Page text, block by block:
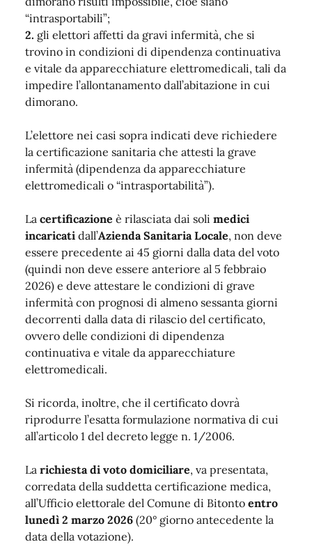
“intrasportabili”;
2. gli elettori affetti da gravi infermità, che si
trovino in condizioni di dipendenza continuativa
e vitale da apparecchiature elettromedicali, tali da
impedire l’allontanamento dall’abitazione in cui
dimorano.
L’elettore nei casi sopra indicati deve richiedere
la certificazione sanitaria che attesti la grave
infermità (dipendenza da apparecchiature
elettromedicali o “intrasportabilità”).
La certificazione è rilasciata dai soli medici
incaricati dall’Azienda Sanitaria Locale, non deve
essere precedente ai 45 giorni dalla data del voto
(quindi non deve essere anteriore al 5 febbraio
2026) e deve attestare le condizioni di grave
infermità con prognosi di almeno sessanta giorni
decorrenti dalla data di rilascio del certificato,
ovvero delle condizioni di dipendenza
continuativa e vitale da apparecchiature
elettromedicali.
Si ricorda, inoltre, che il certificato dovrà
riprodurre l’esatta formulazione normativa di cui
all’articolo 1 del decreto legge n. 1/2006.
La richiesta di voto domiciliare, va presentata,
corredata della suddetta certificazione medica,
all’Ufficio elettorale del Comune di Bitonto entro
lunedì 2 marzo 2026 (20° giorno antecedente la
data della votazione).